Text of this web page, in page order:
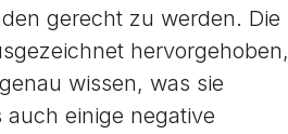
gerecht zu werden. Die
hervorgehoben,
wissen, was sie
einige negative